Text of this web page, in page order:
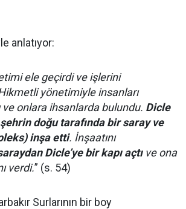
anlatıyor:
ele geçirdi ve işlerini
yönetimiyle insanları
ve onlara ihsanlarda bulundu. Dicle
doğu tarafında bir saray ve
inşa etti. İnşaatını
Dicle’ye bir kapı açtıve ona
verdi.” (s. 54)
Surlarının bir boy